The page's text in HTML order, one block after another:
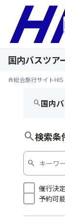
国内バスツア
home総合旅行サイトHIS
search国内
search検索条
search
催行決
予約可